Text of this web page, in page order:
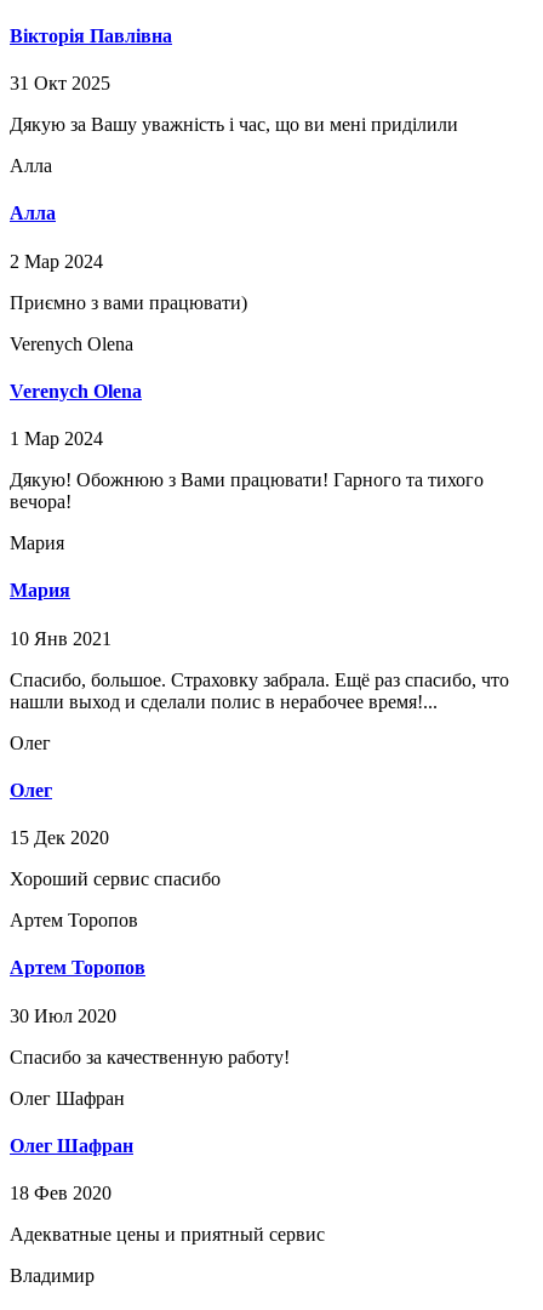
Вікторія Павлівна
31 Окт 2025
Дякую за Вашу уважність і час, що ви мені приділили
Алла
Алла
2 Мар 2024
Приємно з вами працювати)
Verenych Olena⁩
Verenych Olena⁩
1 Мар 2024
Дякую! Обожнюю з Вами працювати! Гарного та тихого
вечора!
Мария
Мария
10 Янв 2021
Спасибо, большое. Страховку забрала. Ещё раз спасибо, что
нашли выход и сделали полис в нерабочее время!...
Олег
Олег
15 Дек 2020
Хороший сервис спасибо
Артем Торопов
Артем Торопов
30 Июл 2020
Спасибо за качественную работу!
Олег Шафран
Олег Шафран
18 Фев 2020
Адекватные цены и приятный сервис
Владимир